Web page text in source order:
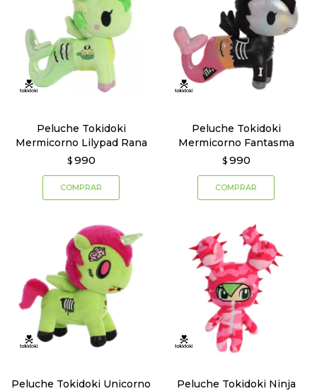
Peluche Tokidoki
Mermicorno Lilypad Rana
$ 990
Peluche Tokidoki
Mermicorno Fantasma
$ 990
Peluche Tokidoki Unicorno
Peluche Tokidoki Ninja